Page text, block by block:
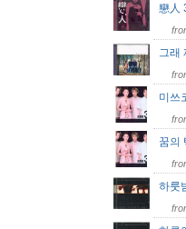
戀
그
미
꿈
하